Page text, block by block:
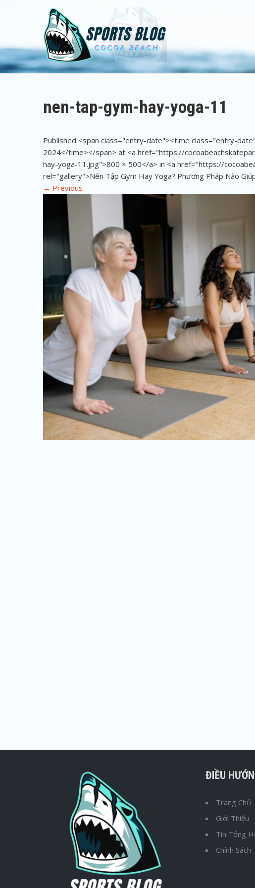
Sports Blog
Cocoa Beach
nen-tap-gym-hay-yoga-11
Published <span class="entry-date"><time class="entry-
2024</time></span> at <a href="https://
hay-yoga-11.jpg">800 × 500</a> in <a href="https://
rel="gallery">Nên Tập Gym Hay Yoga? Phương Pháp Nào
← Previous
ĐIỀU
Trang Chủ
Giới Thiệu
Tin Tổng
Chính Sách